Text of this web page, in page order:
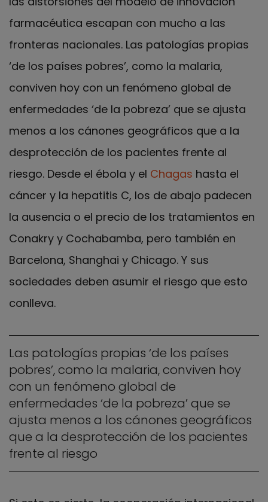
farmacéutica escapan con mucho a las
fronteras nacionales. Las patologías propias
‘de los países pobres’, como la malaria,
conviven hoy con un fenómeno global de
enfermedades ‘de la pobreza’ que se ajusta
menos a los cánones geográficos que a la
desprotección de los pacientes frente al
riesgo. Desde el ébola y el Chagas hasta el
cáncer y la hepatitis C, los de abajo padecen
la ausencia o el precio de los tratamientos en
Conakry y Cochabamba, pero también en
Barcelona, Shanghai y Chicago. Y sus
sociedades deben asumir el riesgo que esto
conlleva.
Las patologías propias ‘de los países
pobres’, como la malaria, conviven hoy
con un fenómeno global de
enfermedades ‘de la pobreza’ que se
ajusta menos a los cánones geográficos
que a la desprotección de los pacientes
frente al riesgo